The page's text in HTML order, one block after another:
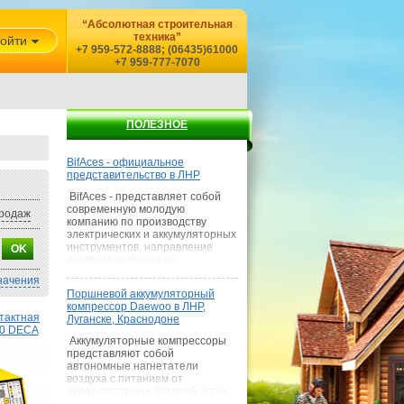
DECA
ПОЛЕЗНОЕ
BifAces - официальное
представительство в ЛНР
BifAces - представляет собой
современную молодую
компанию по производству
электрических и аккумуляторных
инструментов, направление
получает умеренную цену при
качестве среднем качестве
товара и как показывает наш
опыт — выше сред
Поршневой аккумуляторный
компрессор Daewoo в ЛНР,
Луганске, Краснодоне
Аккумуляторные компрессоры
представляют собой
автономные нагнетатели
воздуха с питанием от
“Абсолютная строительная
техника”
+7 959-572-8888; (06435)61000
+7 959-777-7070